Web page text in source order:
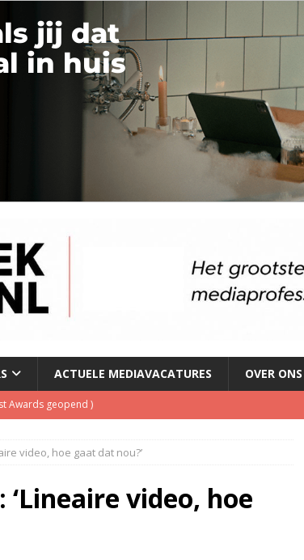
ACTUELE MEDIAVACATURES OVER ONS
Awards geopend )
Nieuwsbrief)
van Nederland)
voor podcasts
video, hoe gaat dat nou?’
video, hoe